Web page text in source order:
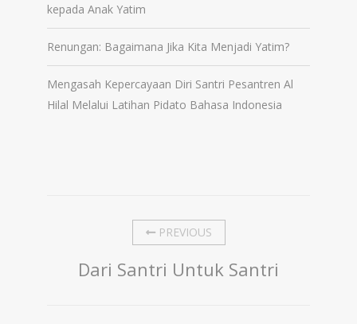
kepada Anak Yatim
Renungan: Bagaimana Jika Kita Menjadi Yatim?
Mengasah Kepercayaan Diri Santri Pesantren Al
Hilal Melalui Latihan Pidato Bahasa Indonesia
PREVIOUS
Dari Santri Untuk Santri